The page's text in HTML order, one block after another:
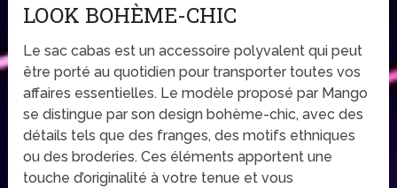
LOOK BOHÈME-CHIC
Le sac cabas est un accessoire polyvalent qui peut
être porté au quotidien pour transporter toutes vos
affaires essentielles. Le modèle proposé par Mango
se distingue par son design bohème-chic, avec des
détails tels que des franges, des motifs ethniques
ou des broderies. Ces éléments apportent une
touche d’originalité à votre tenue et vous